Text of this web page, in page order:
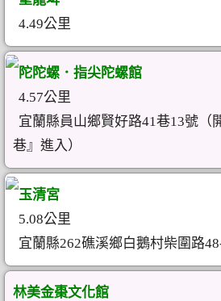
4.49公里
陀陀螺．指尖陀螺館
4.57公里
宜蘭縣員山鄉賢好路41巷13號（
巷』進入）
玉清宮
5.08公里
宜蘭縣262礁溪鄉白鵝村柴圍路
林美金棗文化館